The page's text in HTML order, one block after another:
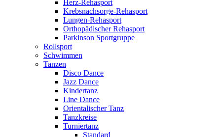
Herz-Rehasport
Krebsnachsorge-Rehasport
Lungen-Rehasport
Orthopädischer Rehasport
Parkinson Sportgruppe
Rollsport
Schwimmen
Tanzen
Disco Dance
Jazz Dance
Kindertanz
Line Dance
Orientalischer Tanz
Tanzkreise
Turniertanz
Standard